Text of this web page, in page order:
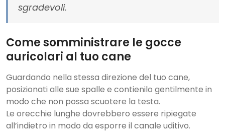
sgradevoli.
Come somministrare le gocce
auricolari al tuo cane
Guardando nella stessa direzione del tuo cane,
posizionati alle sue spalle e contienilo gentilmente in
modo che non possa scuotere la testa.
Le orecchie lunghe dovrebbero essere ripiegate
all’indietro in modo da esporre il canale uditivo.